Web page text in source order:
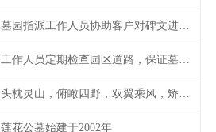
墓园指派工作人员协助客户对碑文进行描摹
工作人员定期检查园区道路，保证墓园、墓位间的道路便捷、平整
莲花公墓始建于2002年